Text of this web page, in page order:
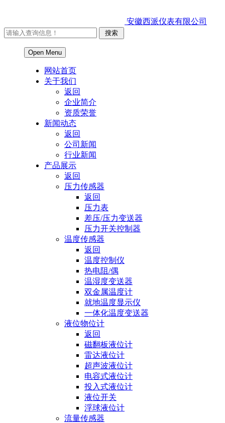
安徽西派仪表有限公司
Open Menu
网站首页
关于我们
返回
企业简介
资质荣誉
新闻动态
返回
公司新闻
行业新闻
产品展示
返回
压力传感器
返回
压力表
差压/压力变送器
压力开关控制器
温度传感器
返回
温度控制仪
热电阻/偶
温湿度变送器
双金属温度计
就地温度显示仪
一体化温度变送器
液位物位计
返回
磁翻板液位计
雷达液位计
超声波液位计
电容式液位计
投入式液位计
液位开关
浮球液位计
流量传感器